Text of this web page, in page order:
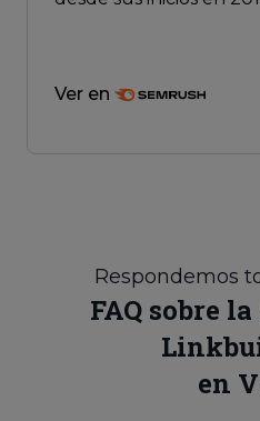
Ver en
Respondemos
FAQ sobre
en